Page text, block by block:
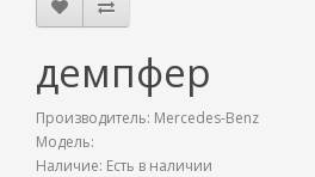
демпфер
Производитель: Mercedes-Benz
Модель:
Наличие: Есть в наличии